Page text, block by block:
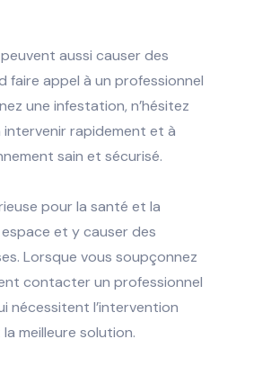
aussi causer des
faire appel à un professionnel
une infestation, n’hésitez
rapidement et à
sain et sécurisé.
pour la santé et la
et y causer des
Lorsque vous soupçonnez
contacter un professionnel
nécessitent l’intervention
meilleure solution.